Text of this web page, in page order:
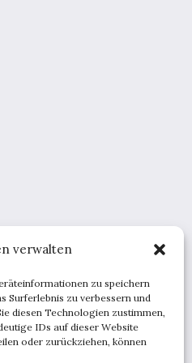
verwalten
zu speichern
Surferlebnis zu verbessern und
diesen Technologien zustimmen,
IDs auf dieser Website
oder zurückziehen, können